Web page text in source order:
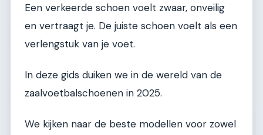
Een verkeerde schoen voelt zwaar, onveilig
en vertraagt je. De juiste schoen voelt als een
verlengstuk van je voet.
In deze gids duiken we in de wereld van de
zaalvoetbalschoenen in 2025.
We kijken naar de beste modellen voor zowel